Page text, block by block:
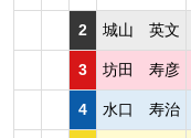
2 城山 英文
3 坊田 寿彦
4 水口 寿治